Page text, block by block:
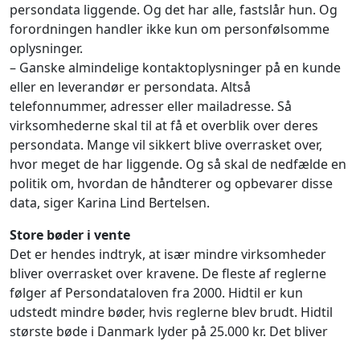
persondata liggende. Og det har alle, fastslår hun. Og
forordningen handler ikke kun om personfølsomme
oplysninger.
– Ganske almindelige kontaktoplysninger på en kunde
eller en leverandør er persondata. Altså
telefonnummer, adresser eller mailadresse. Så
virksomhederne skal til at få et overblik over deres
persondata. Mange vil sikkert blive overrasket over,
hvor meget de har liggende. Og så skal de nedfælde en
politik om, hvordan de håndterer og opbevarer disse
data, siger Karina Lind Bertelsen.
Store bøder i vente
Det er hendes indtryk, at især mindre virksomheder
bliver overrasket over kravene. De fleste af reglerne
følger af Persondataloven fra 2000. Hidtil er kun
udstedt mindre bøder, hvis reglerne blev brudt. Hidtil
største bøde i Danmark lyder på 25.000 kr. Det bliver